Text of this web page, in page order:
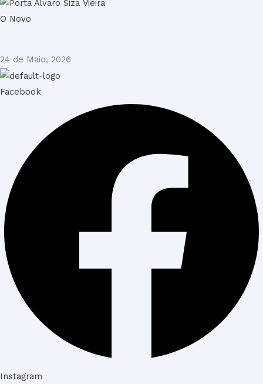
O Novo
24 de Maio, 2026
Facebook
Instagram